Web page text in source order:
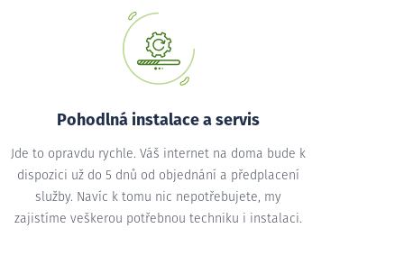
Pohodlná instalace a servis
Jde to opravdu rychle. Váš internet na doma bude k
dispozici už do 5 dnů od objednání a předplacení
služby. Navíc k tomu nic nepotřebujete, my
zajistíme veškerou potřebnou techniku i instalaci.